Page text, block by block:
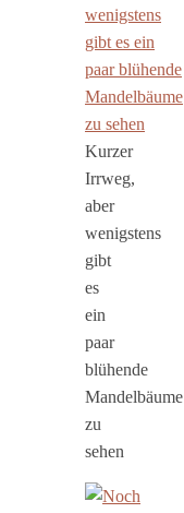
Kurzer
Irrweg,
aber
wenigstens
gibt
es
ein
paar
blühende
Mandelbäume
zu
sehen